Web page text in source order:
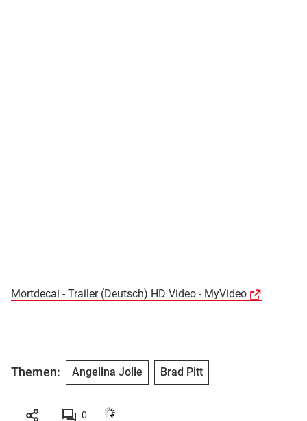
Mortdecai - Trailer (Deutsch) HD Video - MyVideo
Themen: Angelina Jolie Brad Pitt
0